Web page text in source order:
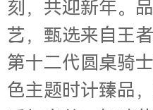
刻，共迎新年。
艺，甄选来自王
第十二代圆桌骑
色主题时计臻品